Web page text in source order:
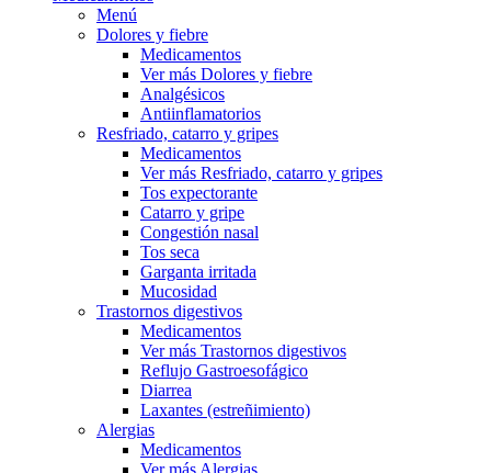
Menú
Dolores y fiebre
Medicamentos
Ver más Dolores y fiebre
Analgésicos
Antiinflamatorios
Resfriado, catarro y gripes
Medicamentos
Ver más Resfriado, catarro y gripes
Tos expectorante
Catarro y gripe
Congestión nasal
Tos seca
Garganta irritada
Mucosidad
Trastornos digestivos
Medicamentos
Ver más Trastornos digestivos
Reflujo Gastroesofágico
Diarrea
Laxantes (estreñimiento)
Alergias
Medicamentos
Ver más Alergias